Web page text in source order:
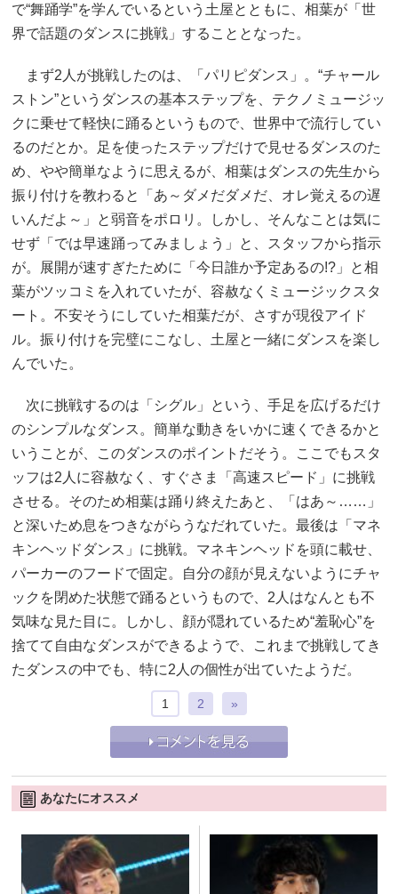
で“舞踊学”を学んでいるという土屋とともに、相葉が「世
界で話題のダンスに挑戦」することとなった。
まず2人が挑戦したのは、「パリピダンス」。“チャール
ストン”というダンスの基本ステップを、テクノミュージッ
クに乗せて軽快に踊るというもので、世界中で流行してい
るのだとか。足を使ったステップだけで見せるダンスのた
め、やや簡単なように思えるが、相葉はダンスの先生から
振り付けを教わると「あ～ダメだダメだ、オレ覚えるの遅
いんだよ～」と弱音をポロリ。しかし、そんなことは気に
せず「では早速踊ってみましょう」と、スタッフから指示
が。展開が速すぎたために「今日誰か予定あるの!?」と相
葉がツッコミを入れていたが、容赦なくミュージックスタ
ート。不安そうにしていた相葉だが、さすが現役アイド
ル。振り付けを完璧にこなし、土屋と一緒にダンスを楽し
んでいた。
次に挑戦するのは「シグル」という、手足を広げるだけ
のシンプルなダンス。簡単な動きをいかに速くできるかと
いうことが、このダンスのポイントだそう。ここでもスタ
ッフは2人に容赦なく、すぐさま「高速スピード」に挑戦
させる。そのため相葉は踊り終えたあと、「はあ～……」
と深いため息をつきながらうなだれていた。最後は「マネ
キンヘッドダンス」に挑戦。マネキンヘッドを頭に載せ、
パーカーのフードで固定。自分の顔が見えないようにチャ
ックを閉めた状態で踊るというもので、2人はなんとも不
気味な見た目に。しかし、顔が隠れているため“羞恥心”を
捨てて自由なダンスができるようで、これまで挑戦してき
たダンスの中でも、特に2人の個性が出ていたようだ。
1 2 »
あなたにオススメ